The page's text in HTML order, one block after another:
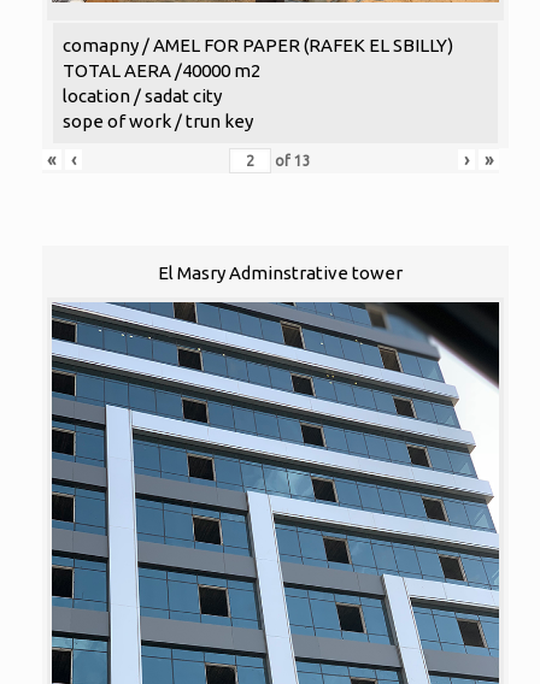
comapny / AMEL FOR PAPER (RAFEK EL SBILLY)
TOTAL AERA /40000 m2
location / sadat city
sope of work / trun key
«
‹ of 13 › »
El Masry Adminstrative tower